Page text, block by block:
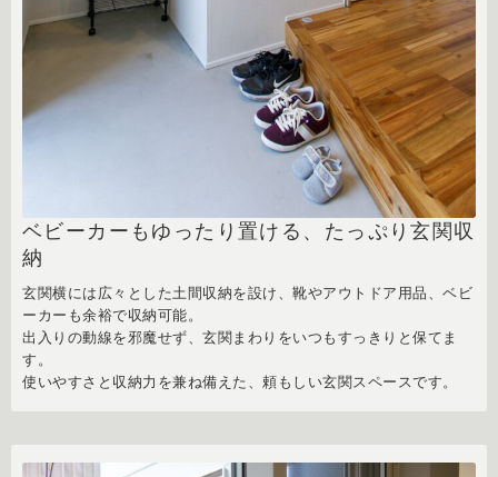
ベビーカーもゆったり置ける、たっぷり玄関収
納
玄関横には広々とした土間収納を設け、靴やアウトドア用品、ベビ
ーカーも余裕で収納可能。
出入りの動線を邪魔せず、玄関まわりをいつもすっきりと保てま
す。
使いやすさと収納力を兼ね備えた、頼もしい玄関スペースです。